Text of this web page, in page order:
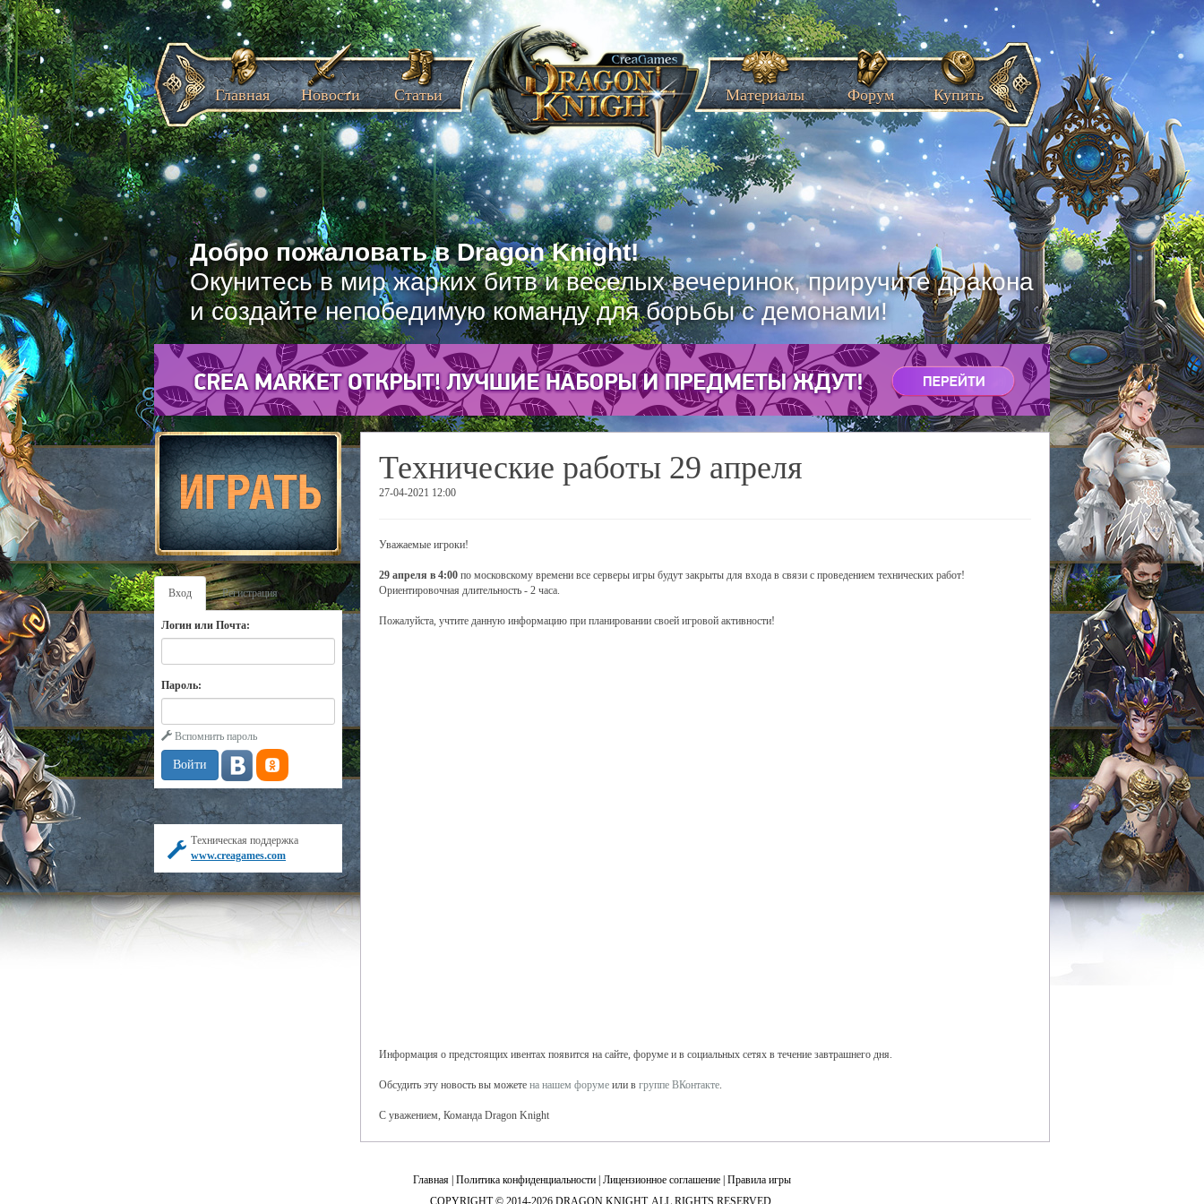
Добро пожаловать в Dragon Knight!
Окунитесь в мир жарких битв и веселых вечеринок, приручите дракона
и создайте непобедимую команду для борьбы с демонами!
Главная Новости Статьи Материалы Форум Купить
Вход Регистрация
Логин или Почта:
Пароль:
Вспомнить пароль
Техническая поддержка
www.creagames.com
Технические работы 29 апреля
27-04-2021 12:00
Уважаемые игроки!
29 апреля в 4:00 по московскому времени все серверы игры будут закрыты для входа в связи с проведением технических работ!
Ориентировочная длительность - 2 часа.
Пожалуйста, учтите данную информацию при планировании своей игровой активности!
Информация о предстоящих ивентах появится на сайте, форуме и в социальных сетях в течение завтрашнего дня.
Обсудить эту новость вы можете на нашем форуме или в группе ВКонтакте.
С уважением, Команда Dragon Knight
Главная Политика конфиденциальности Лицензионное соглашение Правила игры
COPYRIGHT © 2014-2026 DRAGON KNIGHT. ALL RIGHTS RESERVED.